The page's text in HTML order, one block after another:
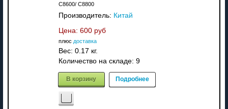
C8600/ C8800
Производитель: Китай
Цена: 600 руб
плюс доставка
Вес: 0.17 кг.
Количество на складе: 9
В корзину Подробнее